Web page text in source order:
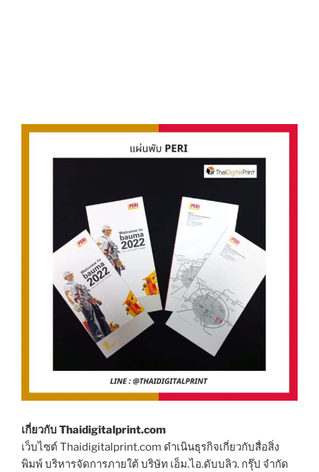
เกี่ยวกับ Thaidigitalprint.com
เว็บไซต์ Thaidigitalprint.com ดำเนินธุรกิจเกี่ยวกับสื่อสิ่ง
พิมพ์ บริหารจัดการภายใต้ บริษัท เอ็ม.ไอ.ดับบลิว. กรุ๊ป จำกัด